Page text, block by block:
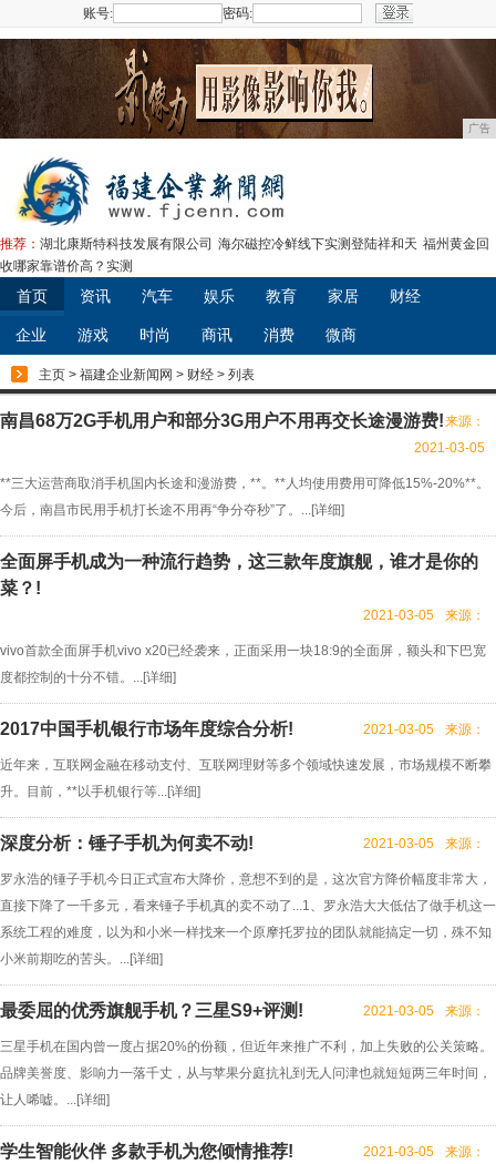
账号: 密码:
广告
推荐： 湖北康斯特科技发展有限公司 海尔磁控冷鲜线下实测登陆祥和天 福州黄金回
收哪家靠谱价高？实测
首页 资讯 汽车 娱乐 教育 家居 财经
企业 游戏 时尚 商讯 消费 微商
主页 > 福建企业新闻网 > 财经 > 列表
南昌68万2G手机用户和部分3G用户不用再交长途漫游费!来源：
2021-03-05
**三大运营商取消手机国内长途和漫游费，**。**人均使用费用可降低15%-20%**。
今后，南昌市民用手机打长途不用再“争分夺秒”了。...[详细]
全面屏手机成为一种流行趋势，这三款年度旗舰，谁才是你的
菜？!
来源：
2021-03-05
vivo首款全面屏手机vivo x20已经袭来，正面采用一块18:9的全面屏，额头和下巴宽
度都控制的十分不错。...[详细]
2017中国手机银行市场年度综合分析! 来源：
2021-03-05
近年来，互联网金融在移动支付、互联网理财等多个领域快速发展，市场规模不断攀
升。目前，**以手机银行等...[详细]
深度分析：锤子手机为何卖不动! 来源：
2021-03-05
罗永浩的锤子手机今日正式宣布大降价，意想不到的是，这次官方降价幅度非常大，
直接下降了一千多元，看来锤子手机真的卖不动了...1、罗永浩大大低估了做手机这一
系统工程的难度，以为和小米一样找来一个原摩托罗拉的团队就能搞定一切，殊不知
小米前期吃的苦头。...[详细]
最委屈的优秀旗舰手机？三星S9+评测! 来源：
2021-03-05
三星手机在国内曾一度占据20%的份额，但近年来推广不利，加上失败的公关策略。
品牌美誉度、影响力一落千丈，从与苹果分庭抗礼到无人问津也就短短两三年时间，
让人唏嘘。...[详细]
学生智能伙伴 多款手机为您倾情推荐! 来源：
2021-03-05